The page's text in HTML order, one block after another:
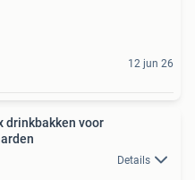
12 jun 26
drinkbakken voor
Details